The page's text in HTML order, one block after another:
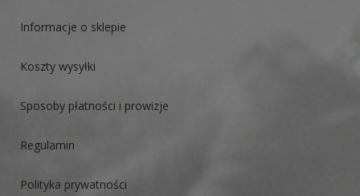
Informacje o sklepie
Koszty wysyłki
Sposoby płatności i prowizje
Regulamin
Polityka prywatności